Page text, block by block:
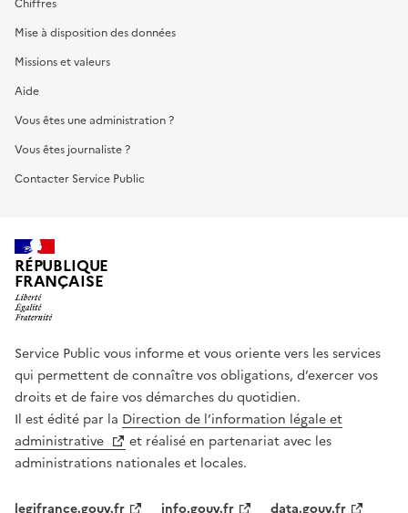
Chiffres
Mise à disposition des données
Missions et valeurs
Aide
Vous êtes une administration ?
Vous êtes journaliste ?
Contacter Service Public
RÉPUBLIQUE
FRANÇAISE
Service Public vous informe et vous oriente vers les services
qui permettent de connaître vos obligations, d’exercer vos
droits et de faire vos démarches du quotidien.
Il est édité par la Direction de l’information légale et
administrative
et réalisé en partenariat avec les
administrations nationales et locales.